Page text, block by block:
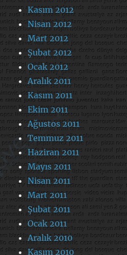
Kasım 2012
Nisan 2012
Mart 2012
Şubat 2012
Ocak 2012
Aralık 2011
Kasım 2011
Ekim 2011
Ağustos 2011
Temmuz 2011
Haziran 2011
Mayıs 2011
Nisan 2011
Mart 2011
Şubat 2011
Ocak 2011
Aralık 2010
Kasım 2010